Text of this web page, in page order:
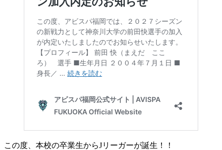
この度、本校の卒業生からJリーガーが誕生！！